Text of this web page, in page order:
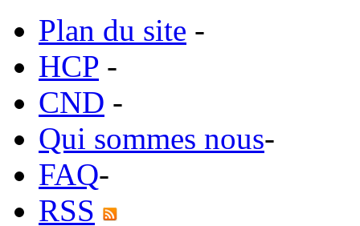
Plan du site -
HCP -
CND -
Qui sommes nous-
FAQ-
RSS